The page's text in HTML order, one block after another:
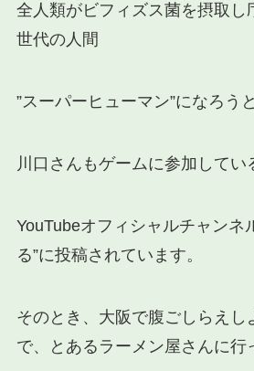
全人類がビフィズス菌を摂取し
世代の人間
”スーパーヒューマン”になろう
川口さんもゲームに参加してい
YouTubeオフィシャルチャンネ
る”に投稿されています。
そのとき、大阪で腹ごしらえし
で、とあるラーメン屋さんに行